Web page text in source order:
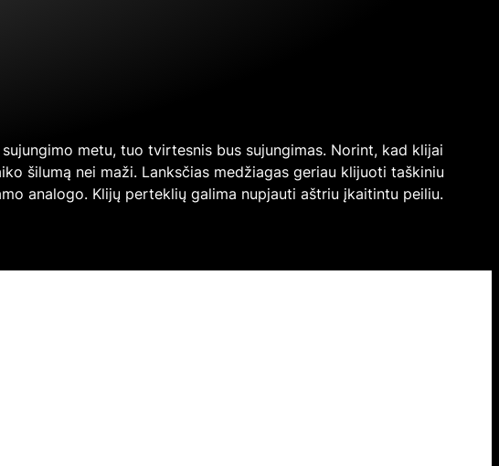
metu, tuo tvirtesnis bus sujungimas. Norint, kad klijai
šilumą nei maži. Lanksčias medžiagas geriau klijuoti taškiniu
analogo. Klijų perteklių galima nupjauti aštriu įkaitintu peiliu.